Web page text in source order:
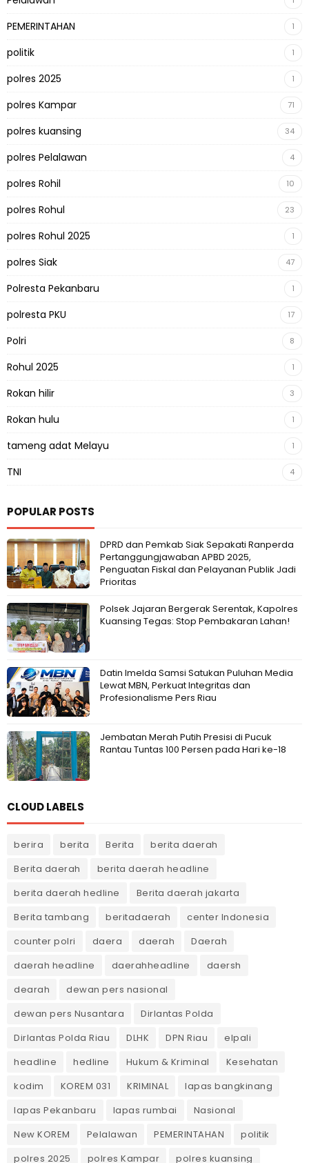
PEMERINTAHAN 1
politik 1
polres 2025 1
polres Kampar 71
polres kuansing 34
polres Pelalawan 4
polres Rohil 10
polres Rohul 23
polres Rohul 2025 1
polres Siak 47
Polresta Pekanbaru 1
polresta PKU 17
Polri 8
Rohul 2025 1
Rokan hilir 3
Rokan hulu 1
tameng adat Melayu 1
TNI 4
POPULAR POSTS
DPRD dan Pemkab Siak Sepakati Ranperda
Pertanggungjawaban APBD 2025,
Penguatan Fiskal dan Pelayanan Publik Jadi
Prioritas
Polsek Jajaran Bergerak Serentak, Kapolres
Kuansing Tegas: Stop Pembakaran Lahan!
Datin Imelda Samsi Satukan Puluhan Media
Lewat MBN, Perkuat Integritas dan
Profesionalisme Pers Riau
Jembatan Merah Putih Presisi di Pucuk
Rantau Tuntas 100 Persen pada Hari ke-18
CLOUD LABELS
berira berita Berita
berita daerah
Berita daerah
berita daerah headline
berita daerah hedline
Berita daerah jakarta
Berita tambang
beritadaerah
center Indonesia
counter polri
daera daerah
Daerah
daerah headline
daerahheadline
daersh
dearah
dewan pers nasional
dewan pers Nusantara
Dirlantas Polda
Dirlantas Polda Riau
DLHK DPN Riau
elpali
headline
hedline Hukum & Kriminal
Kesehatan
kodim
KOREM 031 KRIMINAL
lapas bangkinang
lapas Pekanbaru
lapas rumbai
Nasional
New KOREM
Pelalawan PEMERINTAHAN
politik
polres 2025
polres Kampar polres kuansing